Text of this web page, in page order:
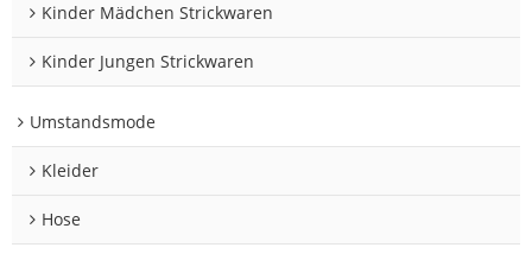
Kinder Mädchen Strickwaren
Kinder Jungen Strickwaren
Umstandsmode
Kleider
Hose